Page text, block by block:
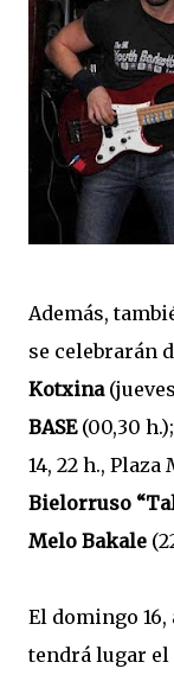
Además,
se celebrarán
Kotxina
BASE (00,30
14, 22 h., Plaza
Bielorruso
Melo Bakale
El domingo 16,
tendrá lugar el